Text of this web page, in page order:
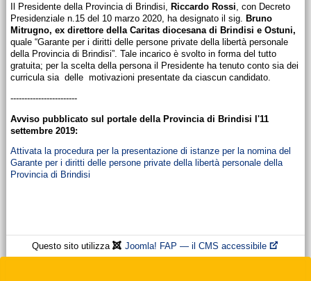
Il Presidente della Provincia di Brindisi,
Riccardo Rossi , con Decreto
Presidenziale n.15 del 10 marzo 2020, ha designato il sig.
Bruno
Mitrugno, ex direttore della Caritas diocesana di Brindisi e Ostuni,
quale “Garante per i diritti delle persone private della libertà personale
della Provincia di Brindisi”. Tale incarico è svolto in forma del tutto
gratuita; per la scelta della persona il Presidente ha tenuto conto sia dei
curricula sia delle motivazioni presentate da ciascun candidato.
------------------------
Avviso pubblicato sul portale della Provincia di Brindisi l'11
settembre 2019:
Attivata la procedura per la presentazione di istanze per la nomina del
Garante per i diritti delle persone private della libertà personale della
Provincia di Brindisi
Questo sito utilizza Joomla! FAP — il CMS accessibile